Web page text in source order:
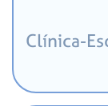
Clínica-